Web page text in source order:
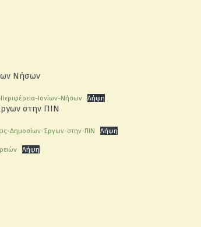
Νήσων
Ιονίων-Νήσων Λήψη
στην ΠΙΝ
Δημοσίων-Έργων-στην-ΠΙΝ Λήψη
Λήψη